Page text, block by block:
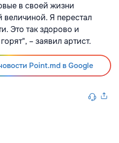
в своей жизни
величиной. Я перестал
Это так здорово и
– заявил артист.
Point.md в Google